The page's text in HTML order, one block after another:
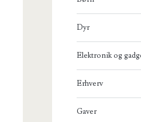
Dyr
Elektronik og
Erhverv
Gaver